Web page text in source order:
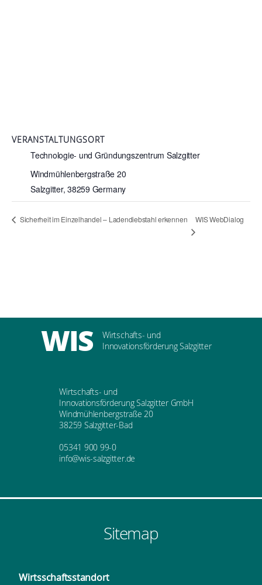
VERANSTALTUNGSORT
Technologie- und Gründungszentrum Salzgitter
Windmühlenbergstraße 20
Salzgitter, 38259 Germany
Sicherheit im Einzelhandel – Ladendiebstahl erkennen WIS WebDialog
WIS
Wirtschafts- und
Innovationsförderung Salzgitter
Wirtschafts- und
Innovationsförderung Salzgitter GmbH
Windmühlenbergstraße 20
38259 Salzgitter-Bad
05341 900 99-0
info@wis-salzgitter.de
Sitemap
Wirtsschafts­standort